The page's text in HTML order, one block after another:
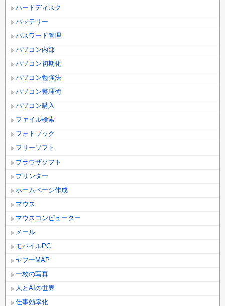
ハードディスク
バッテリー
パスワード管理
パソコン内部
パソコン初期化
パソコン勉強法
パソコン整理術
パソコン購入
ファイル検索
フォトブック
フリーソフト
ブラウザソフト
プリンター
ホームページ作成
マウス
マウスコンピューター
メール
モバイルPC
ヤフーMAP
一枚の写真
人とAIの世界
仕事効率化